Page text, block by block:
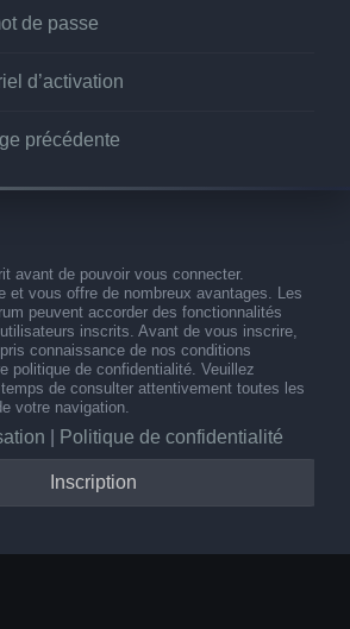
de passe
d’activation
précédente
avant de pouvoir vous connecter.
et vous offre de nombreux avantages. Les
peuvent accorder des fonctionnalités
inscrits. Avant de vous inscrire,
connaissance de nos conditions
politique de confidentialité. Veuillez
de consulter attentivement toutes les
votre navigation.
Politique de confidentialité
Inscription